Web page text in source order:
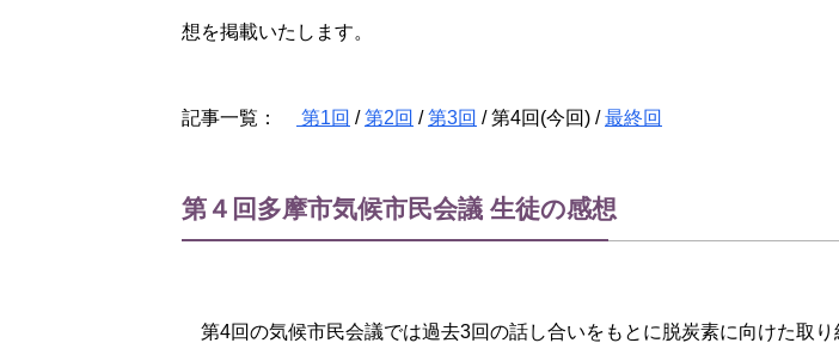
想を掲載いたします。
記事一覧： 第1回 /第2回 /第3回 / 第4回(今回) /最終回
第４回多摩市気候市民会議 生徒の感想
第4回の気候市民会議では過去3回の話し合いをもとに脱炭素に向けた取